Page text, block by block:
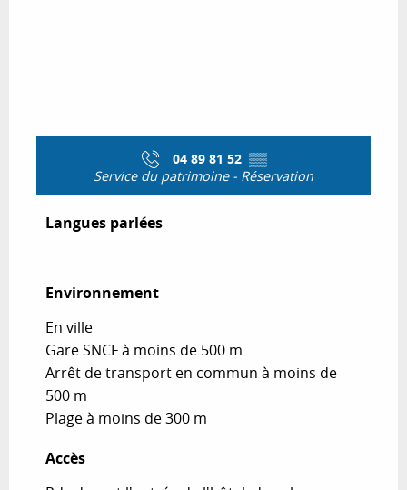
04 89 81 52 ▒▒
Service du patrimoine - Réservation
Langues parlées
Langues parlées
Environnement
Environnement
En ville
Gare SNCF à moins de 500 m
Arrêt de transport en commun à moins de
500 m
Plage à moins de 300 m
Accès
Accès